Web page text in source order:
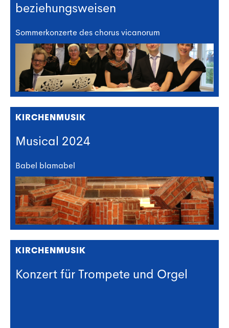
beziehungsweisen
Sommerkonzerte des chorus vicanorum
KIRCHENMUSIK
Musical 2024
Babel blamabel
KIRCHENMUSIK
Konzert für Trompete und Orgel